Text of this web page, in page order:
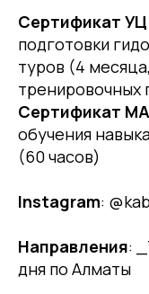
Сертификат УЦ
подготовки
туров (4
тренировочных
Сертификат
обучения
(60 часов)
Instagram:
Направления:
дня по Алматы